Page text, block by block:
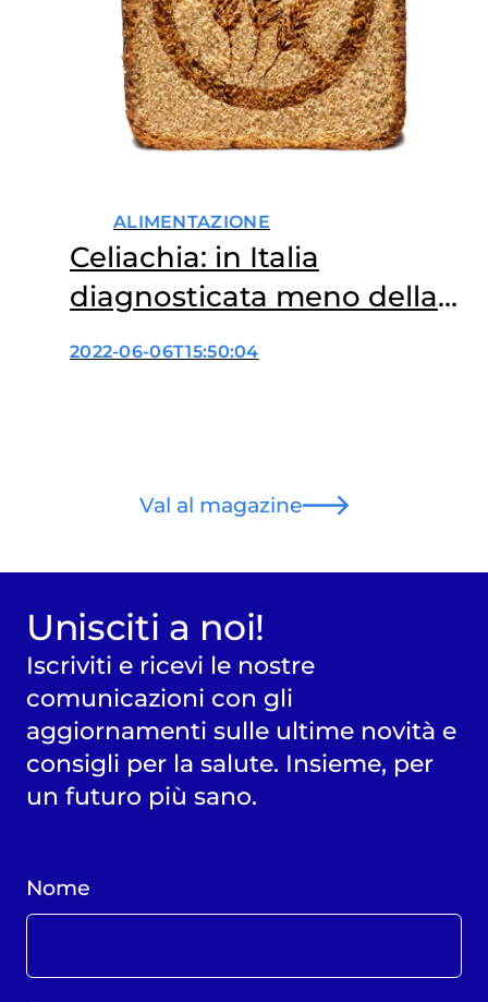
ALIMENTAZIONE
Celiachia: in Italia
diagnosticata meno della
metà dei casi
2022-06-06T15:50:04
Val al magazine
Unisciti a noi!
Iscriviti e ricevi le nostre
comunicazioni con gli
aggiornamenti sulle ultime novità e
consigli per la salute. Insieme, per
un futuro più sano.
Nome